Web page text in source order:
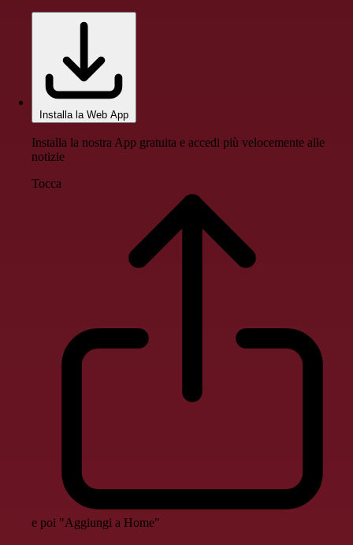
Installa la Web App
Installa la nostra App gratuita e accedi più velocemente alle
notizie
Tocca
e poi "Aggiungi a Home"